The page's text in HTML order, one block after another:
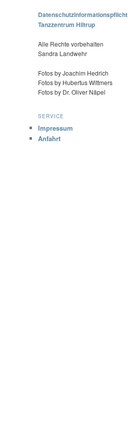
Datenschutzinformationspflicht
Tanzzentrum Hiltrup
Alle Rechte vorbehalten
Sandra Landwehr
Fotos by Joachim Hedrich
Fotos by Hubertus Wittmers
Fotos by Dr. Oliver Näpel
SERVICE
Impressum
Anfahrt